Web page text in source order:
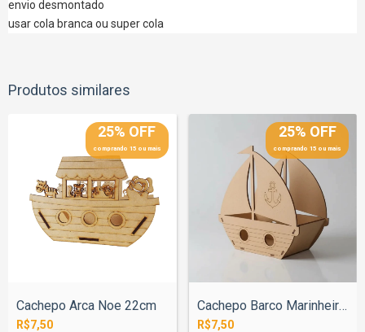
envio desmontado
usar cola branca ou super cola
Produtos similares
25% OFF
comprando 15 ou mais
Cachepo Arca Noe 22cm
R$7,50
25% OFF
comprando 15 ou mais
Cachepo Barco Marinheiro 24cm
R$7,50